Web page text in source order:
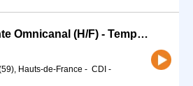
Conseiller-ère Vente Omnicanal (H/F) - Temps partiel
Hauts-de-France - CDI -